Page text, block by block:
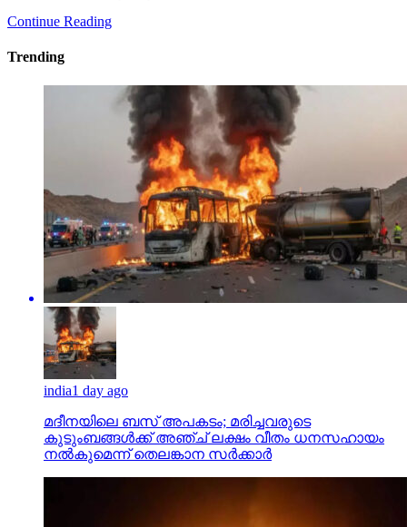
Continue Reading
Trending
india1 day ago
മദീനയിലെ ബസ് അപകടം; മരിച്ചവരുടെ
കുടുംബങ്ങള്‍ക്ക് അഞ്ച് ലക്ഷം വീതം ധനസഹായം
നല്‍കുമെന്ന് തെലങ്കാന സര്‍ക്കാര്‍